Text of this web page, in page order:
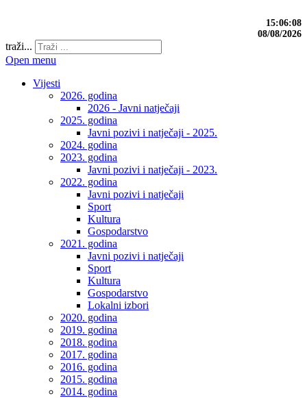
15:06:08
08/08/2026
traži...
Open menu
Vijesti
2026. godina
2026 - Javni natječaji
2025. godina
Javni pozivi i natječaji - 2025.
2024. godina
2023. godina
Javni pozivi i natječaji - 2023.
2022. godina
Javni pozivi i natječaji
Sport
Kultura
Gospodarstvo
2021. godina
Javni pozivi i natječaji
Sport
Kultura
Gospodarstvo
Lokalni izbori
2020. godina
2019. godina
2018. godina
2017. godina
2016. godina
2015. godina
2014. godina